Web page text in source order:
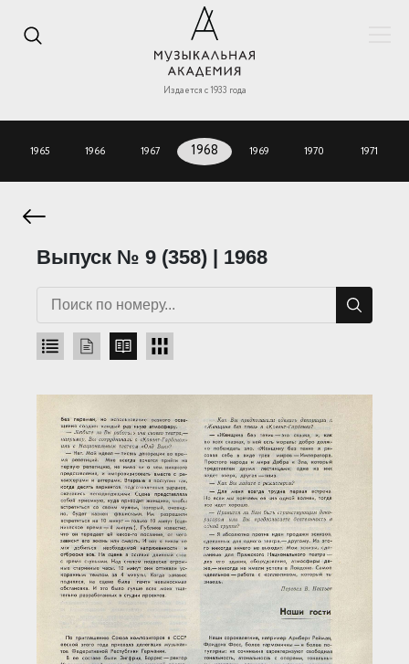
Издается с 1933 года
1965 1966 1967 1968 1969 1970 1971
Выпуск № 9 (358) | 1968
Загрузка...